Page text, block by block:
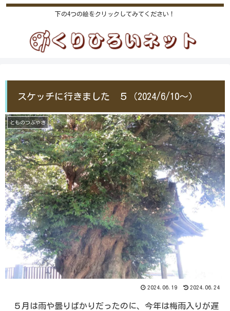
下の4つの絵をクリックしてみてください！
スケッチに行きました ５（2024/6/10～）
とものつぶやき
2024.06.19 2024.06.24
５月は雨や曇りばかりだったのに、今年は梅雨入りが遅